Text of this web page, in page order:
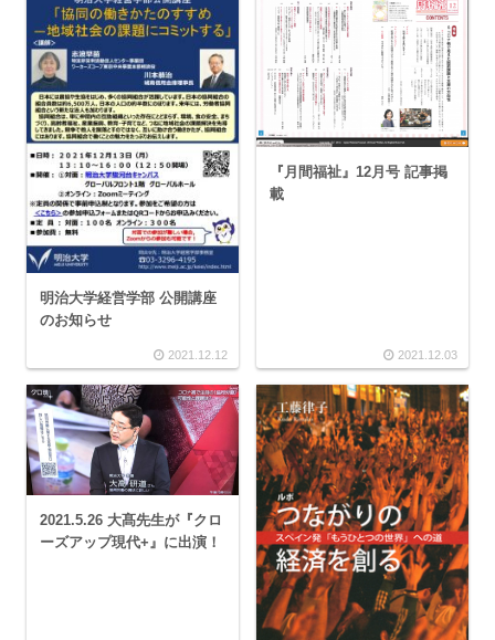
明治大学経営学部 公開講座
のお知らせ
2021.12.12
『月間福祉』12月号 記事掲
載
2021.12.03
2021.5.26 大髙先生が『クロ
ーズアップ現代+』に出演！